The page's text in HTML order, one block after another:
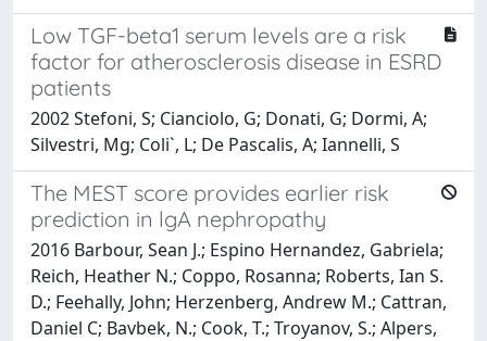
Low TGF-beta1 serum levels are a risk
factor for atherosclerosis disease in ESRD
patients
2002 Stefoni, S; Cianciolo, G; Donati, G; Dormi, A;
Silvestri, Mg; Coli`, L; De Pascalis, A; Iannelli, S
The MEST score provides earlier risk
prediction in lgA nephropathy
2016 Barbour, Sean J.; Espino Hernandez, Gabriela;
Reich, Heather N.; Coppo, Rosanna; Roberts, Ian S.
D.; Feehally, John; Herzenberg, Andrew M.; Cattran,
Daniel C; Bavbek, N.; Cook, T.; Troyanov, S.; Alpers,